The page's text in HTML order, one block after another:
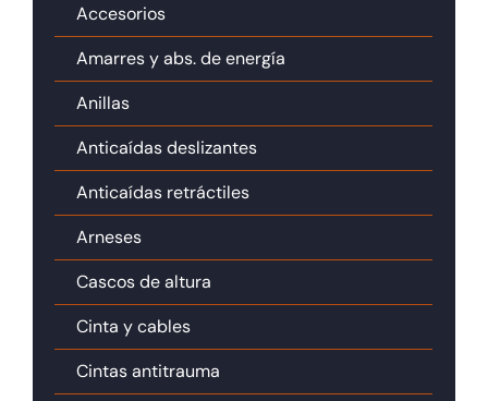
Accesorios
Amarres y abs. de energía
Anillas
Anticaídas deslizantes
Anticaídas retráctiles
Arneses
Cascos de altura
Cinta y cables
Cintas antitrauma